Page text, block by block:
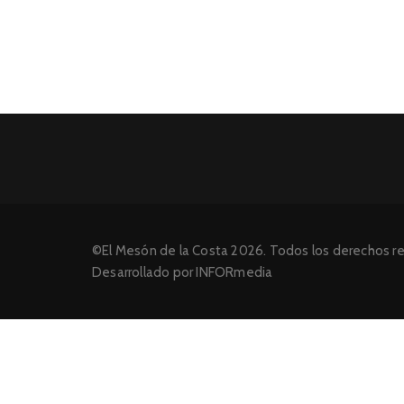
©El Mesón de la Costa 2026. Todos los derechos
Desarrollado por INFORmedia